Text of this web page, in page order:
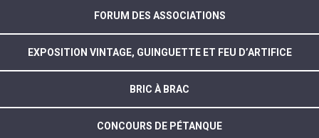
FORUM DES ASSOCIATIONS
EXPOSITION VINTAGE, GUINGUETTE ET FEU D’ARTIFICE
BRIC À BRAC
CONCOURS DE PÉTANQUE